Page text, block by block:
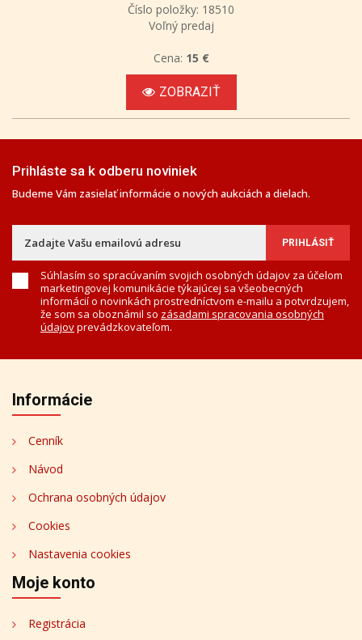
Číslo položky: 18510
Voľný predaj
Cena: 15 €
ZOBRAZIŤ
Prihláste sa k odberu noviniek
Budeme Vám zasielať informácie o nových aukciách a dielach.
Súhlasím so spracúvaním svojich osobných údajov za účelom
marketingovej komunikácie týkajúcej sa všeobecných
informácií o novinkách prostredníctvom e-mailu a potvrdzujem,
že som sa oboznámil so zásadami spracovania osobných
údajovprevádzkovateľom.
Informácie
Cenník
Návod
Ochrana osobných údajov
Cookies
Nastavenia cookies
Moje konto
Registrácia